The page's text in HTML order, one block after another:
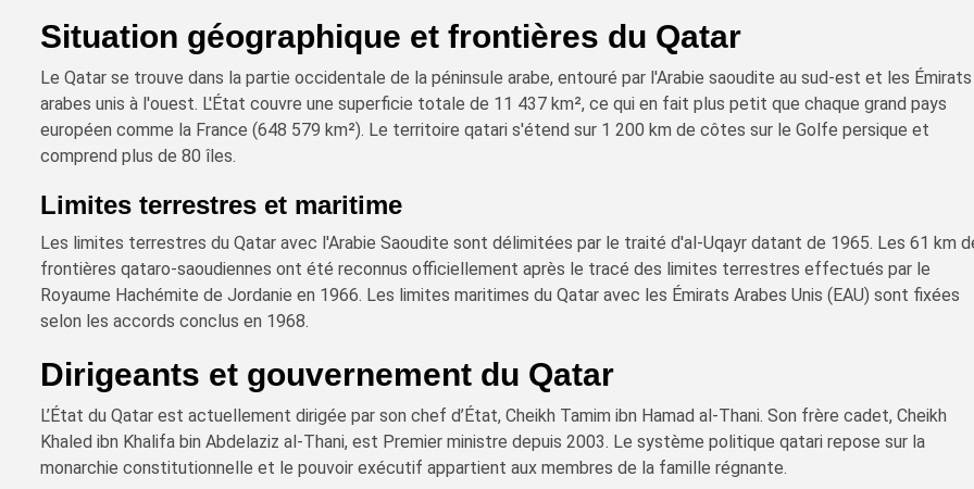
Situation géographique et frontières du Qatar
Le Qatar se trouve dans la partie occidentale de la péninsule arabe, entouré par l'Arabie saoudite au sud-est et les Émirats
arabes unis à l'ouest. L'État couvre une superficie totale de 11 437 km², ce qui en fait plus petit que chaque grand pays
européen comme la France (648 579 km²). Le territoire qatari s'étend sur 1 200 km de côtes sur le Golfe persique et
comprend plus de 80 îles.
Limites terrestres et maritime
Les limites terrestres du Qatar avec l'Arabie Saoudite sont délimitées par le traité d'al-Uqayr datant de 1965. Les 61 km
frontières qataro-saoudiennes ont été reconnus officiellement après le tracé des limites terrestres effectués par le
Royaume Hachémite de Jordanie en 1966. Les limites maritimes du Qatar avec les Émirats Arabes Unis (EAU) sont fixées
selon les accords conclus en 1968.
Dirigeants et gouvernement du Qatar
L’État du Qatar est actuellement dirigée par son chef d’État, Cheikh Tamim ibn Hamad al-Thani. Son frère cadet, Cheikh
Khaled ibn Khalifa bin Abdelaziz al-Thani, est Premier ministre depuis 2003. Le système politique qatari repose sur la
monarchie constitutionnelle et le pouvoir exécutif appartient aux membres de la famille régnante.